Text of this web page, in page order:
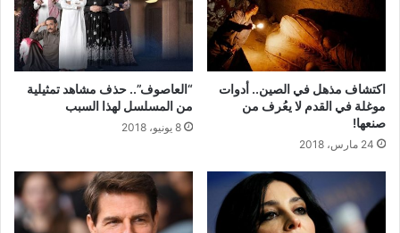
اكتشاف مذهل في الصين.. أدوات
موغلة في القدم لا يعُرف من
صنعها!
24 مارس، 2018
“العاصوف”.. حذف مشاهد تمثيلية
من المسلسل لهذا السبب
8 يونيو، 2018